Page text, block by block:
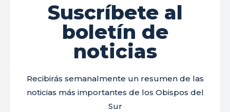
Suscríbete al
boletín de
noticias
Recibirás semanalmente un resumen de las
noticias más importantes de los Obispos del
Sur